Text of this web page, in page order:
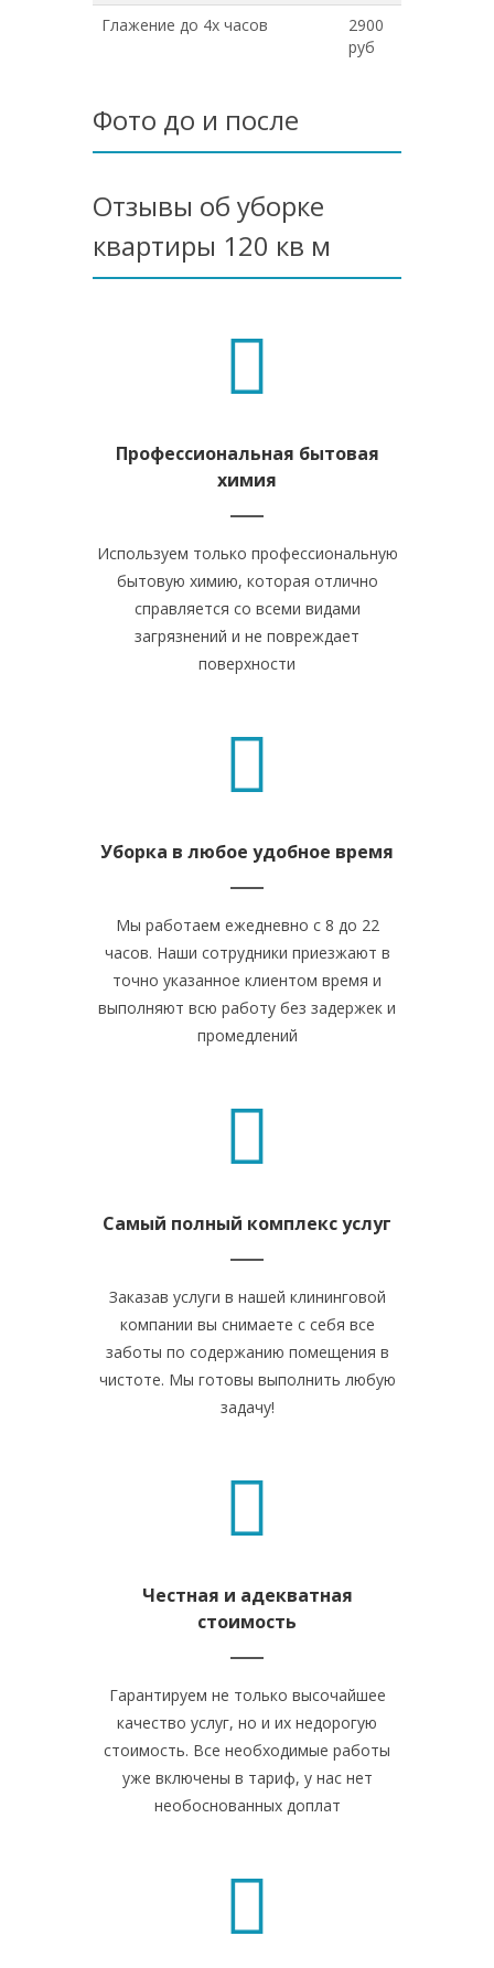
Глажение до 4х часов
2900
руб
Фото до и после
Отзывы об уборке
квартиры 120 кв м
Профессиональная бытовая
химия
Используем только профессиональную
бытовую химию, которая отлично
справляется со всеми видами
загрязнений и не повреждает
поверхности
Уборка в любое удобное время
Мы работаем ежедневно с 8 до 22
часов. Наши сотрудники приезжают в
точно указанное клиентом время и
выполняют всю работу без задержек и
промедлений
Самый полный комплекс услуг
Заказав услуги в нашей клининговой
компании вы снимаете с себя все
заботы по содержанию помещения в
чистоте. Мы готовы выполнить любую
задачу!
Честная и адекватная
стоимость
Гарантируем не только высочайшее
качество услуг, но и их недорогую
стоимость. Все необходимые работы
уже включены в тариф, у нас нет
необоснованных доплат